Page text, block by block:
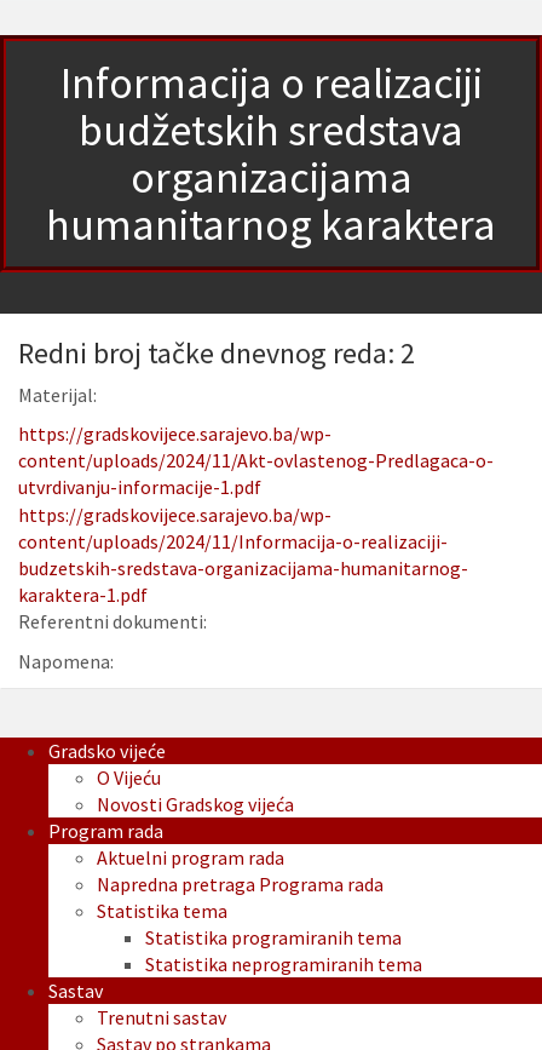
Informacija o realizaciji
budžetskih sredstava
organizacijama
humanitarnog karaktera
Redni broj tačke dnevnog reda: 2
Materijal:
https://gradskovijece.sarajevo.ba/wp-
content/uploads/2024/11/Akt-ovlastenog-Predlagaca-o-
utvrdivanju-informacije-1.pdf
https://gradskovijece.sarajevo.ba/wp-
content/uploads/2024/11/Informacija-o-realizaciji-
budzetskih-sredstava-organizacijama-humanitarnog-
karaktera-1.pdf
Referentni dokumenti:
Napomena:
Gradsko vijeće
O Vijeću
Novosti Gradskog vijeća
Program rada
Aktuelni program rada
Napredna pretraga Programa rada
Statistika tema
Statistika programiranih tema
Statistika neprogramiranih tema
Sastav
Trenutni sastav
Sastav po strankama